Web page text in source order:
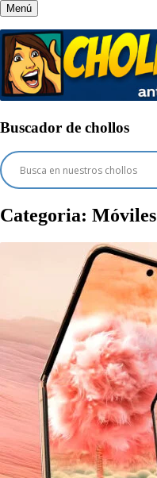
Menú
Buscador de chollos
Categoria: Móviles